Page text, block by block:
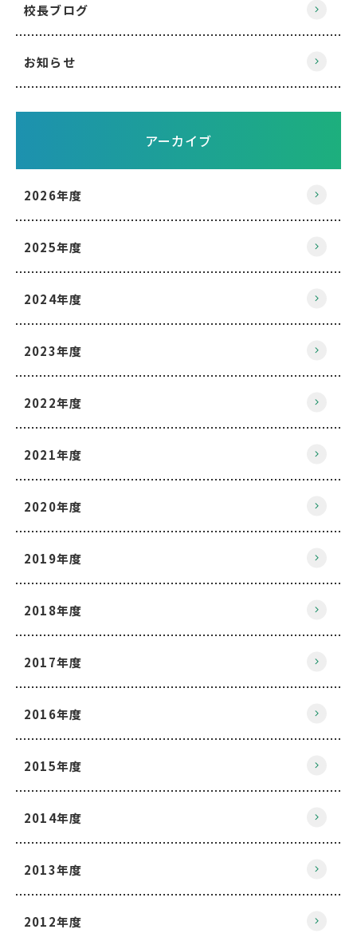
校長ブログ
お知らせ
アーカイブ
2026年度
2025年度
2024年度
2023年度
2022年度
2021年度
2020年度
2019年度
2018年度
2017年度
2016年度
2015年度
2014年度
2013年度
2012年度